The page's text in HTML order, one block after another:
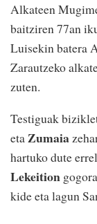
Alkateen
baitziren 77an
Luisekin batera
Zarautzeko
zuten.
Testiguak
etaZumaia
hartuko dute
Lekeition
kide eta lagun